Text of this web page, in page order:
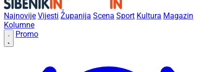
Najnovije Vijesti Županija Scena Sport Kultura Magazin
Kolumne
Promo